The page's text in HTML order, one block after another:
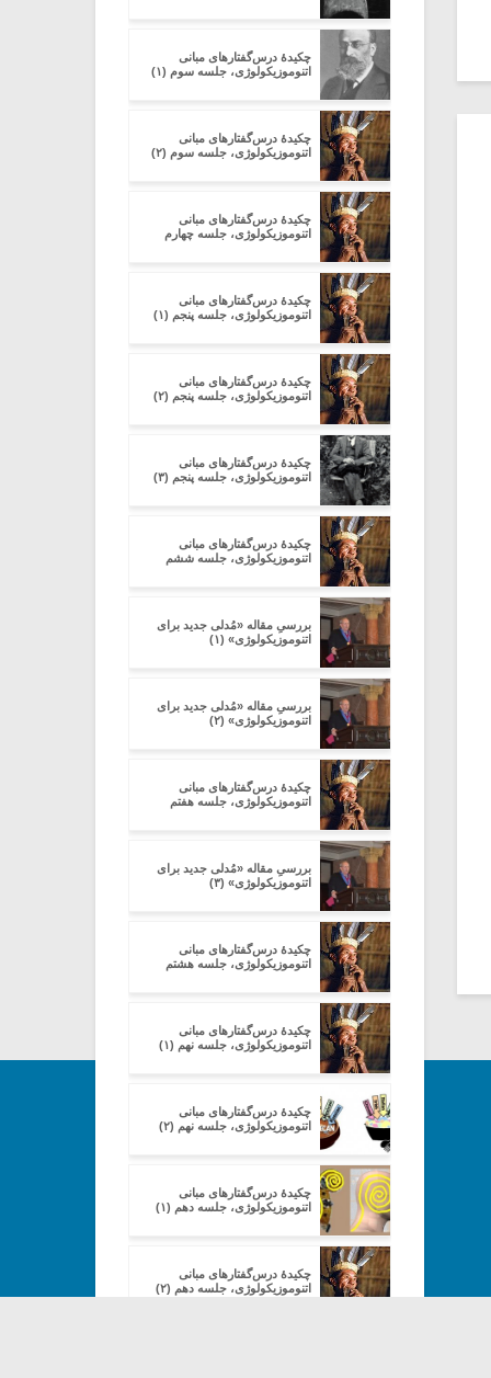
چکیدۀ درس‌گفتارهای مبانی
اتنوموزیکولوژی، جلسه سوم (۱)
چکیدۀ درس‌گفتارهای مبانی
اتنوموزیکولوژی، جلسه سوم (۲)
چکیدۀ درس‌گفتارهای مبانی
اتنوموزیکولوژی، جلسه چهارم
چکیدۀ درس‌گفتارهای مبانی
اتنوموزیکولوژی، جلسه پنجم (۱)
چکیدۀ درس‌گفتارهای مبانی
اتنوموزیکولوژی، جلسه پنجم (۲)
چکیدۀ درس‌گفتارهای مبانی
اتنوموزیکولوژی، جلسه پنجم (۳)
چکیدۀ درس‌گفتارهای مبانی
اتنوموزیکولوژی، جلسه ششم
بررسیِ مقاله‏ «مُدلی جدید برای
اتنوموزیکولوژی» (۱)
بررسیِ مقاله‏ «مُدلی جدید برای
اتنوموزیکولوژی» (۲)
چکیدۀ درس‌گفتارهای مبانی
اتنوموزیکولوژی، جلسه هفتم
بررسیِ مقاله‏ «مُدلی جدید برای
اتنوموزیکولوژی» (۳)
چکیدۀ درس‌گفتارهای مبانی
اتنوموزیکولوژی، جلسه هشتم
چکیدۀ درس‌گفتارهای مبانی
اتنوموزیکولوژی، جلسه نهم (۱)
چکیدۀ درس‌گفتارهای مبانی
اتنوموزیکولوژی، جلسه نهم (۲)
چکیدۀ درس‌گفتارهای مبانی
اتنوموزیکولوژی، جلسه دهم (۱)
چکیدۀ درس‌گفتارهای مبانی
اتنوموزیکولوژی، جلسه دهم (۲)